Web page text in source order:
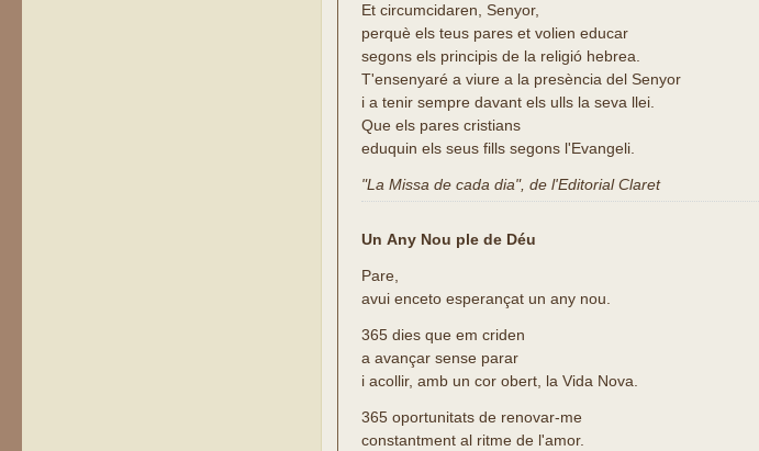
Et circumcidaren, Senyor,
perquè els teus pares et volien educar
segons els principis de la religió hebrea.
T'ensenyaré a viure a la presència del Senyor
i a tenir sempre davant els ulls la seva llei.
Que els pares cristians
eduquin els seus fills segons l'Evangeli.
"La Missa de cada dia", de l'Editorial Claret
Un Any Nou ple de Déu
Pare,
avui enceto esperançat un any nou.
365 dies que em criden
a avançar sense parar
i acollir, amb un cor obert, la Vida Nova.
365 oportunitats de renovar-me
constantment al ritme de l'amor.